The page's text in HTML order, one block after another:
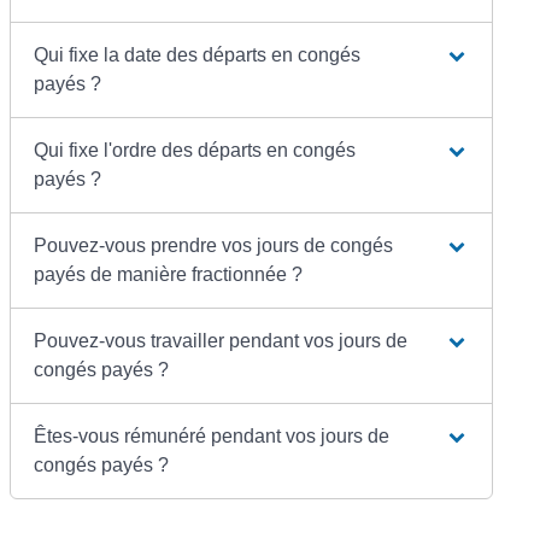
Qui fixe la date des départs en congés
payés ?
Qui fixe l'ordre des départs en congés
payés ?
Pouvez-vous prendre vos jours de congés
payés de manière fractionnée ?
Pouvez-vous travailler pendant vos jours de
congés payés ?
Êtes-vous rémunéré pendant vos jours de
congés payés ?